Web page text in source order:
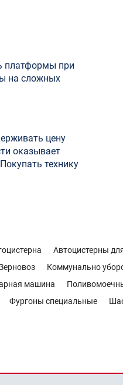
платформы при
на сложных
цену
оказывает
технику
Автоцистерны
Коммунально
машина
Фургоны специальные